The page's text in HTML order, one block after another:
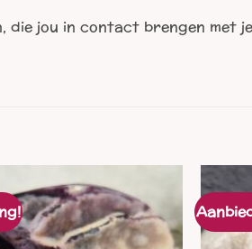
jou in contact brengen met